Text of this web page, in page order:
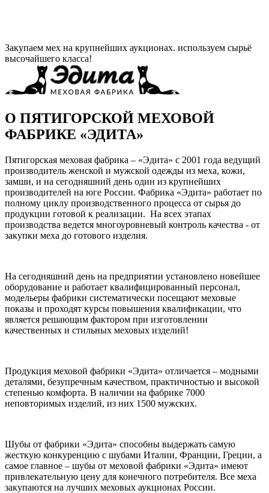
Закупаем мех на крупнейших аукционах. используем сырьё
высочайшего класса!
О ПЯТИГОРСКОЙ МЕХОВОЙ
ФАБРИКЕ «ЭДИТА»
Пятигорская меховая фабрика – «Эдита» с 2001 года ведущий
производитель женской и мужской одежды из меха, кожи,
замши, и на сегодняшний день один из крупнейших
производителей на юге России. Фабрика «Эдита» работает по
полному циклу производственного процесса от сырья до
продукции готовой к реализации. На всех этапах
производства ведется многоуровневый контроль качества - от
закупки меха до готового изделия.
На сегодняшний день на предприятии установлено новейшее
оборудование и работает квалифицированный персонал,
модельеры фабрики систематически посещают меховые
показы и проходят курсы повышения квалификации, что
является решающим фактором при изготовлении
качественных и стильных меховых изделий!
Продукция меховой фабрики «Эдита» отличается – модными
деталями, безупречным качеством, практичностью и высокой
степенью комфорта. В наличии на фабрике 7000
неповторимых изделий, из них 1500 мужских.
Шубы от фабрики «Эдита» способны выдержать самую
жесткую конкуренцию с шубами Италии, Франции, Греции, а
самое главное – шубы от меховой фабрики «Эдита» имеют
привлекательную цену для конечного потребителя. Все меха
закупаются на лучших меховых аукционах России.